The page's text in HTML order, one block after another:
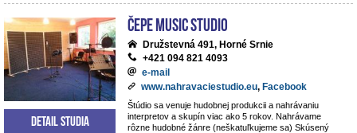
ČePE MUSIC Studio
Družstevná 491, Horné Srnie
+421 094 821 4093
e-mail
www.nahravaciestudio.eu, Facebook
Štúdio sa venuje hudobnej produkcii a nahrávaniu
interpretov a skupín viac ako 5 rokov. Nahrávame
rôzne hudobné žánre (neškatuľkujeme sa) Skúsený
Detail studia